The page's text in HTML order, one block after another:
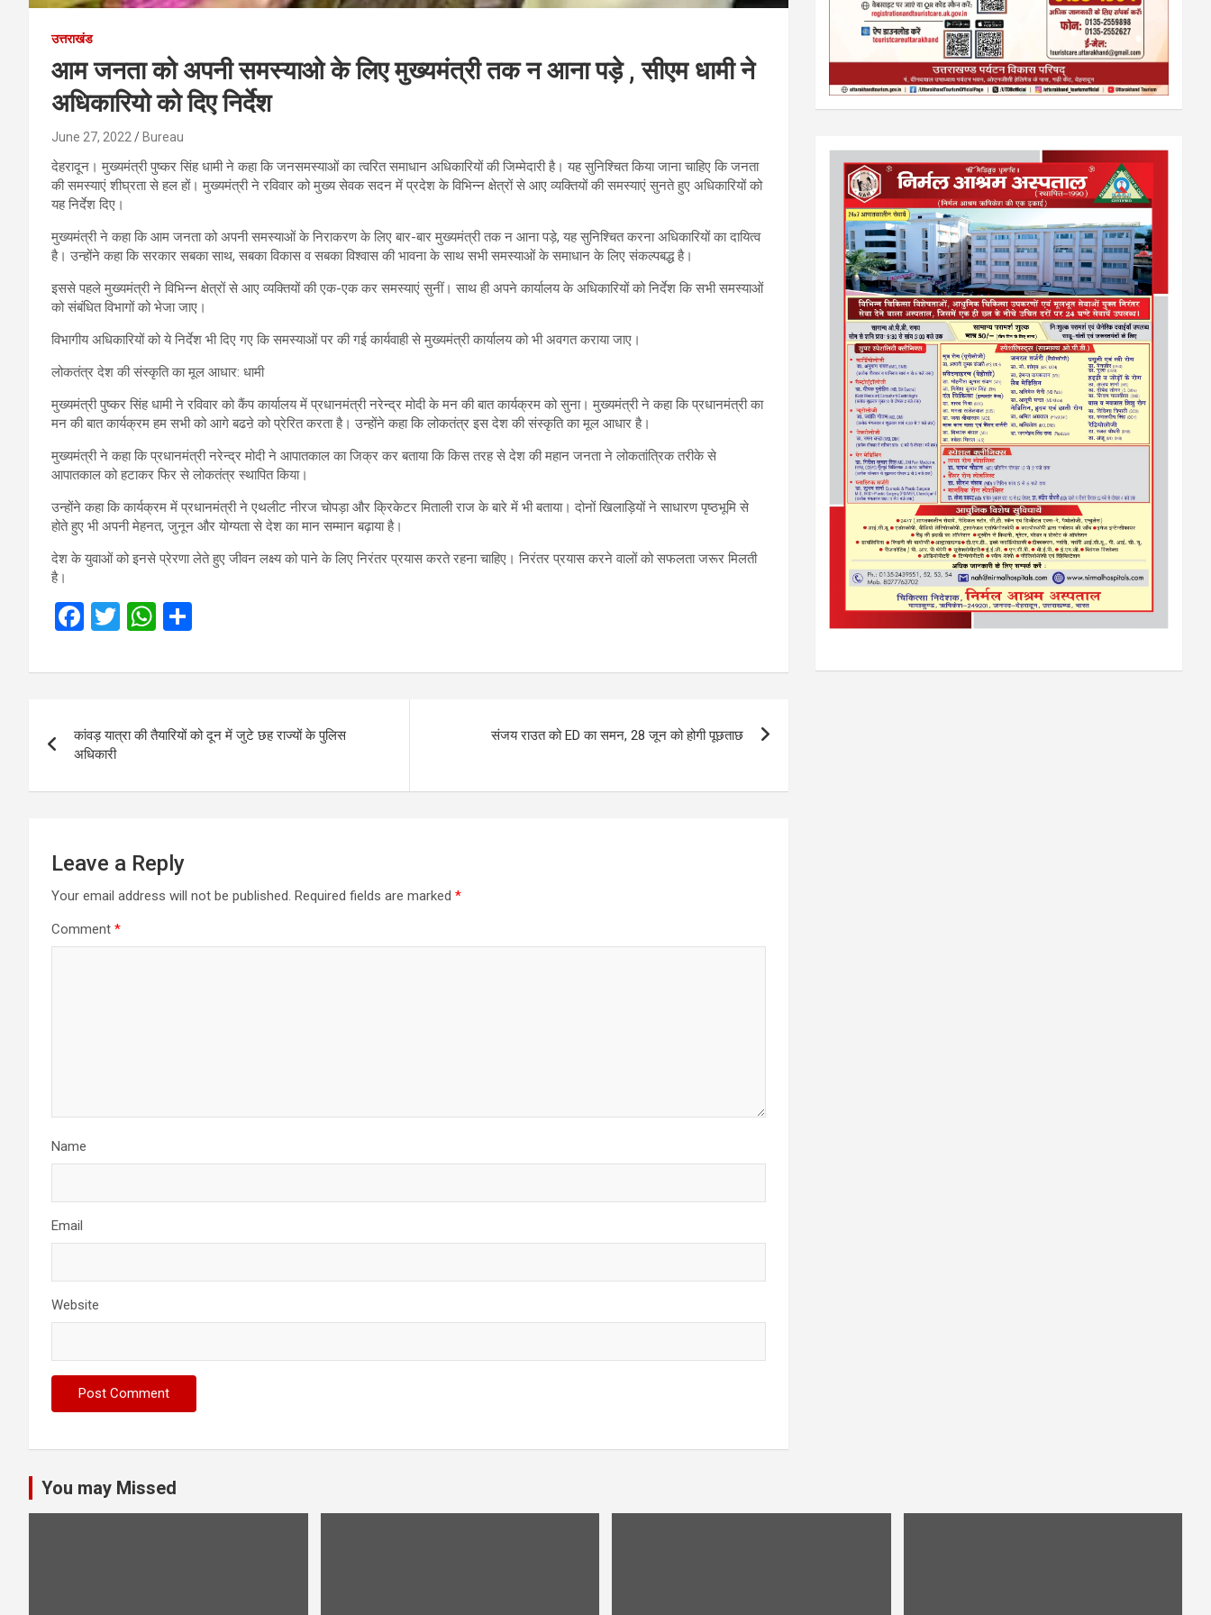
उत्तराखंड
आम जनता को अपनी समस्याओ के लिए मुख्यमंत्री तक न आना पड़े , सीएम धामी ने
अधिकारियो को दिए निर्देश
June 27, 2022 Bureau
देहरादून। मुख्यमंत्री पुष्कर सिंह धामी ने कहा कि जनसमस्याओं का त्वरित समाधान अधिकारियों की जिम्मेदारी है। यह सुनिश्चित किया जाना चाहिए कि जनता
की समस्याएं शीघ्रता से हल हों। मुख्यमंत्री ने रविवार को मुख्य सेवक सदन में प्रदेश के विभिन्न क्षेत्रों से आए व्यक्तियों की समस्याएं सुनते हुए अधिकारियों को
यह निर्देश दिए।
मुख्यमंत्री ने कहा कि आम जनता को अपनी समस्याओं के निराकरण के लिए बार-बार मुख्यमंत्री तक न आना पड़े, यह सुनिश्चित करना अधिकारियों का दायित्व
है। उन्होंने कहा कि सरकार सबका साथ, सबका विकास व सबका विश्वास की भावना के साथ सभी समस्याओं के समाधान के लिए संकल्पबद्ध है।
इससे पहले मुख्यमंत्री ने विभिन्न क्षेत्रों से आए व्यक्तियों की एक-एक कर समस्याएं सुनीं। साथ ही अपने कार्यालय के अधिकारियों को निर्देश कि सभी समस्याओं
को संबंधित विभागों को भेजा जाए।
विभागीय अधिकारियों को ये निर्देश भी दिए गए कि समस्याओं पर की गई कार्यवाही से मुख्यमंत्री कार्यालय को भी अवगत कराया जाए।
लोकतंत्र देश की संस्कृति का मूल आधार: धामी
मुख्यमंत्री पुष्कर सिंह धामी ने रविवार को कैंप कार्यालय में प्रधानमंत्री नरेन्द्र मोदी के मन की बात कार्यक्रम को सुना। मुख्यमंत्री ने कहा कि प्रधानमंत्री का
मन की बात कार्यक्रम हम सभी को आगे बढऩे को प्रेरित करता है। उन्होंने कहा कि लोकतंत्र इस देश की संस्कृति का मूल आधार है।
मुख्यमंत्री ने कहा कि प्रधानमंत्री नरेन्द्र मोदी ने आपातकाल का जिक्र कर बताया कि किस तरह से देश की महान जनता ने लोकतांत्रिक तरीके से
आपातकाल को हटाकर फिर से लोकतंत्र स्थापित किया।
उन्होंने कहा कि कार्यक्रम में प्रधानमंत्री ने एथलीट नीरज चोपड़ा और क्रिकेटर मिताली राज के बारे में भी बताया। दोनों खिलाड़ि‍यों ने साधारण पृष्ठभूमि से
होते हुए भी अपनी मेहनत, जुनून और योग्यता से देश का मान सम्मान बढ़ाया है।
देश के युवाओं को इनसे प्रेरणा लेते हुए जीवन लक्ष्य को पाने के लिए निरंतर प्रयास करते रहना चाहिए। निरंतर प्रयास करने वालों को सफलता जरूर मिलती
है।
F
ce
o
o
k
T
tt
W
at
A
p
ar
navigation
कांवड़ यात्रा की तैयारियों को दून में जुटे छह राज्यों के पुलिस
अधिकारी
संजय राउत को ED का समन, 28 जून को होगी पूछताछ
Leave a Reply
Your email address will not be published. Required fields are marked *
Comment *
Name
Email
Website
You may Missed